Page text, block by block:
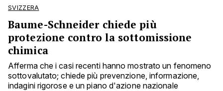
SVIZZERA
Baume-Schneider chiede più
protezione contro la sottomissione
chimica
Afferma che i casi recenti hanno mostrato un fenomeno
sottovalutato; chiede più prevenzione, informazione,
indagini rigorose e un piano d'azione nazionale